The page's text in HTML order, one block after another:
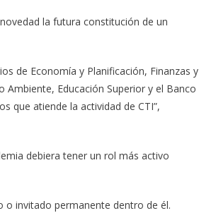
la futura constitución de un
de Economía y Planificación, Finanzas y
Ambiente, Educación Superior y el Banco
que atiende la actividad de CTI”,
debiera tener un rol más activo
o invitado permanente dentro de él.